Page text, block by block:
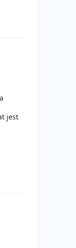
jest